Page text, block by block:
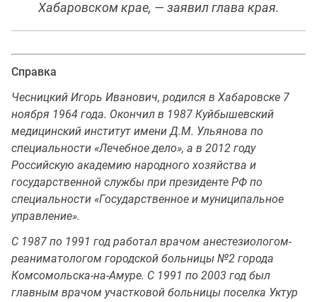
Хабаровском крае, — заявил глава края.
Справка
Чесницкий Игорь Иванович, родился в Хабаровске 7
ноября 1964 года. Окончил в 1987 Куйбышевский
медицинский институт имени Д.М. Ульянова по
специальности «Лечебное дело», а в 2012 году
Российскую академию народного хозяйства и
государственной службы при президенте РФ по
специальности «Государственное и муниципальное
управление».
С 1987 по 1991 год работал врачом анестезиологом-
реаниматологом городской больницы №2 города
Комсомольска-на-Амуре. С 1991 по 2003 год был
главным врачом участковой больницы поселка Уктур